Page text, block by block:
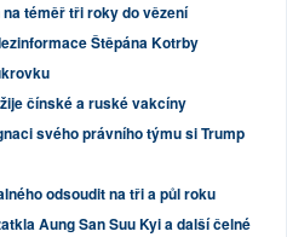
téměř tři roky do vězení
Štěpána Kotrby
čínské a ruské vakcíny
svého právního týmu si Trump
odsoudit na tři a půl roku
Aung San Suu Kyi a další čelné